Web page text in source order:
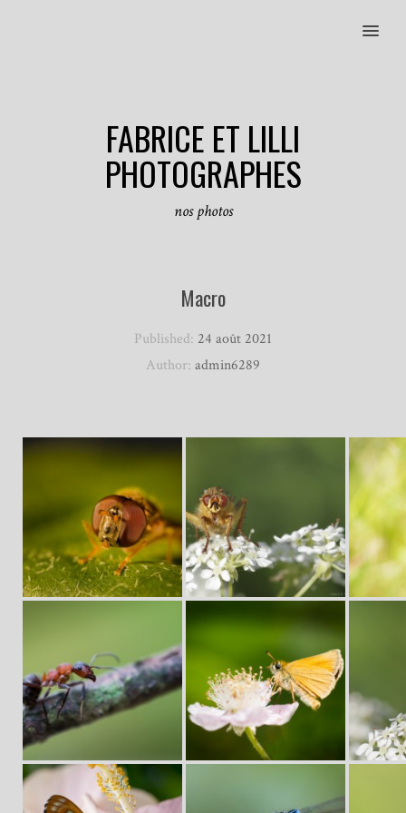
MENU
FABRICE ET LILLI
PHOTOGRAPHES
nos photos
Macro
Published: 24 août 2021
Author: admin6289